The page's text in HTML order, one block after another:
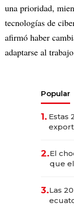
una prioridad,
tecnologías de
afirmó haber
adaptarse al
Popular
1. Estas
2.El
que
3.Las